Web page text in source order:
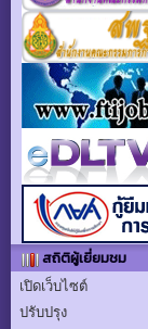
สถิติผู้เยี่ยมชม
เปิดเว็บไซต์
ปรับปรุง